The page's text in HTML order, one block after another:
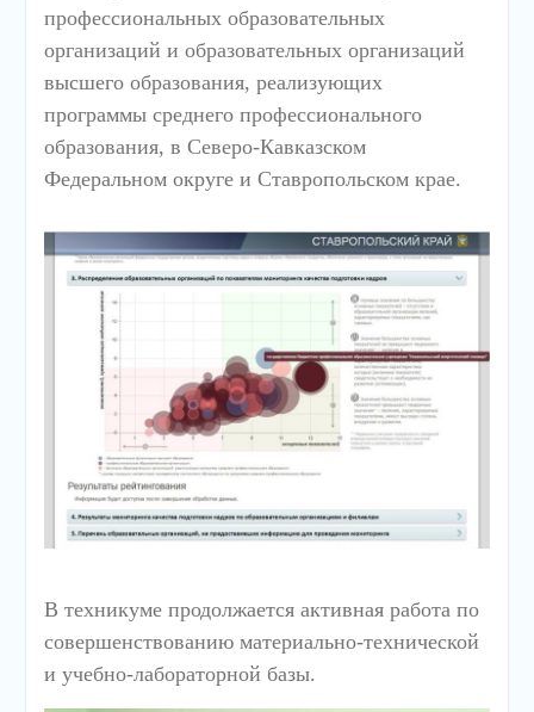
профессиональных образовательных
организаций и образовательных организаций
высшего образования, реализующих
программы среднего профессионального
образования, в Северо-Кавказском
Федеральном округе и Ставропольском крае.
В техникуме продолжается активная работа по
совершенствованию материально-технической
и учебно-лабораторной базы.